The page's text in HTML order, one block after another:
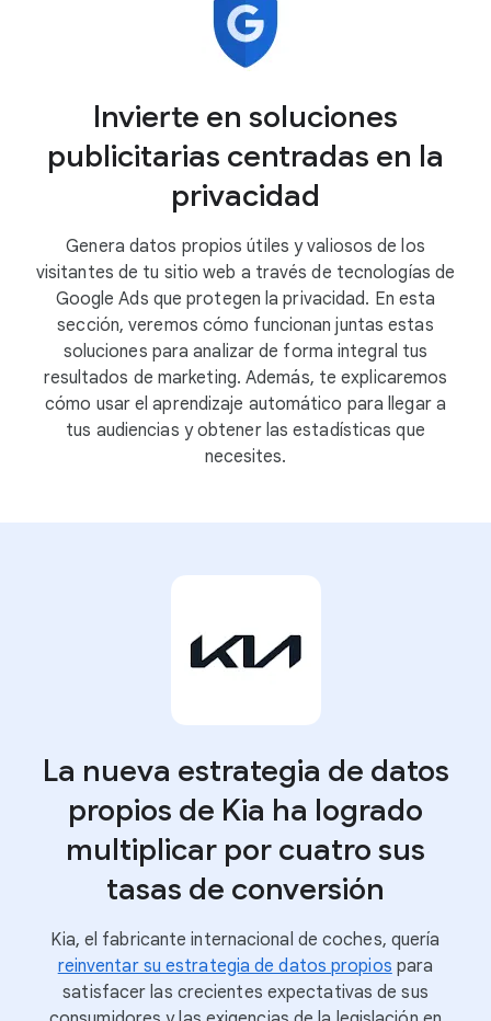
Invierte en soluciones
publicitarias centradas en la
privacidad
Genera datos propios útiles y valiosos de los
visitantes de tu sitio web a través de tecnologías de
Google Ads que protegen la privacidad. En esta
sección, veremos cómo funcionan juntas estas
soluciones para analizar de forma integral tus
resultados de marketing. Además, te explicaremos
cómo usar el aprendizaje automático para llegar a
tus audiencias y obtener las estadísticas que
necesites.
La nueva estrategia de datos
propios de Kia ha logrado
multiplicar por cuatro sus
tasas de conversión
Kia, el fabricante internacional de coches, quería
reinventar su estrategia de datos propios para
satisfacer las crecientes expectativas de sus